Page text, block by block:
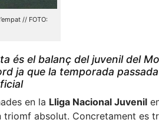
// FOTO:
és el balanç del juvenil del
ja que la temporada
en la Lliga Nacional Juvenil
triomf absolut. Concretament es